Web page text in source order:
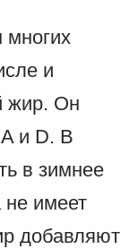
и
жир. Он
и D. В
в зимнее
не имеет
добавляют